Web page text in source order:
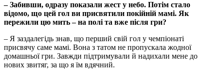
– Забивши, одразу показали жест у небо. Потім стало
відомо, що цей гол ви присвятили покійній мамі. Як
пережили цю мить – на полі та вже після гри?
– Я заздалегідь знав, що перший свій гол у чемпіонаті
присвячу саме мамі. Вона з татом не пропускала жодної
домашньої гри. Завжди підтримували й надихали мене до
нових звитяг, за що я їм вдячний.